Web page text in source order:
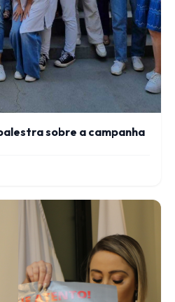
sobre a campanha